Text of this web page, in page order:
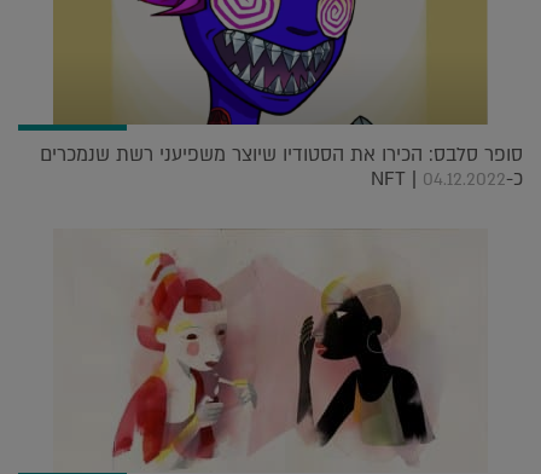
סופר סלבס: הכירו את הסטודיו שיוצר משפיעני רשת שנמכרים
כ-NFT |04.12.2022